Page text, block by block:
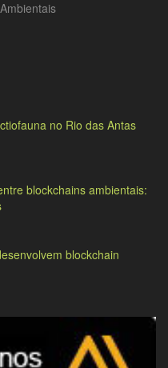
no Rio das Antas
blockchains ambientais:
blockchain